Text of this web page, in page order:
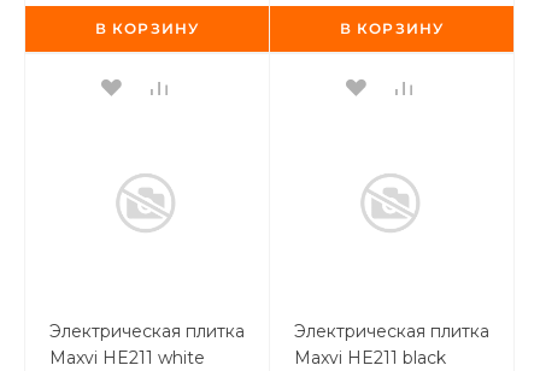
В КОРЗИНУ В КОРЗИНУ
Электрическая плитка
Maxvi HE211 white
Электрическая плитка
Maxvi HE211 black